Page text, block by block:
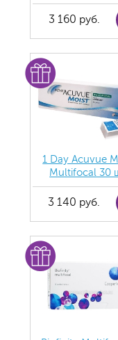
3 160 руб.
1 Day Acuvue
Multifocal 30
3 140 руб.